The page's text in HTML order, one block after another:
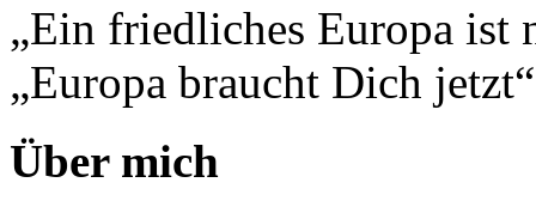
„Ein friedliches Europa ist
„Europa braucht Dich jetzt“
Über mich